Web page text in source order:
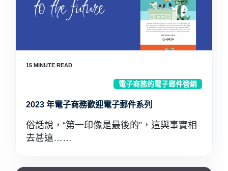
電子商務的電子郵件營銷
2023 年電子商務歡迎電子郵件系列
俗話說，“第一印像是最後的”，這與事實相
去甚遠……